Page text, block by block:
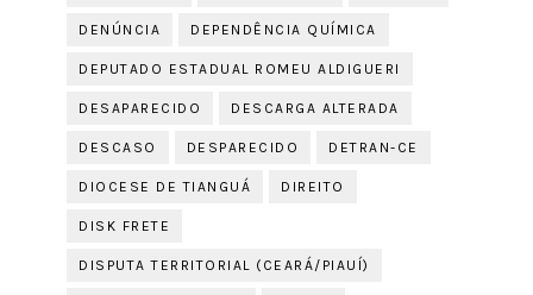
DENÚNCIA DEPENDÊNCIA QUÍMICA
DEPUTADO ESTADUAL ROMEU ALDIGUERI
DESAPARECIDO DESCARGA ALTERADA
DESCASO DESPARECIDO DETRAN-CE
DIOCESE DE TIANGUÁ DIREITO
DISK FRETE
DISPUTA TERRITORIAL (CEARÁ/PIAUÍ)